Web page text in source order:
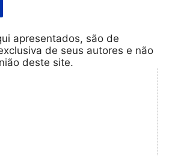
apresentados, são de
de seus autores e não
deste site.